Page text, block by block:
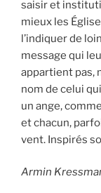
saisir et
mieux les
l’indiquer de
message qui
appartient pas,
nom de celui
un ange,
et chacun,
vent. Inspirés
Armin